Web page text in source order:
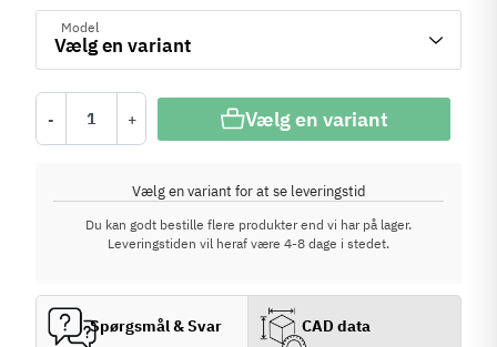
Model
- + Vælg en variant
Vælg en variant for at se leveringstid
Du kan godt bestille flere produkter end vi har på lager.
Leveringstiden vil heraf være 4-8 dage i stedet.
Spørgsmål & Svar CAD data